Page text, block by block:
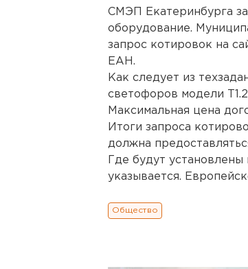
СМЭП Екатеринбурга
оборудование.
запрос котировок на
ЕАН.
Как следует из
светофоров модели
Максимальная цена
Итоги запроса
должна
Где будут
указывается.
Общество